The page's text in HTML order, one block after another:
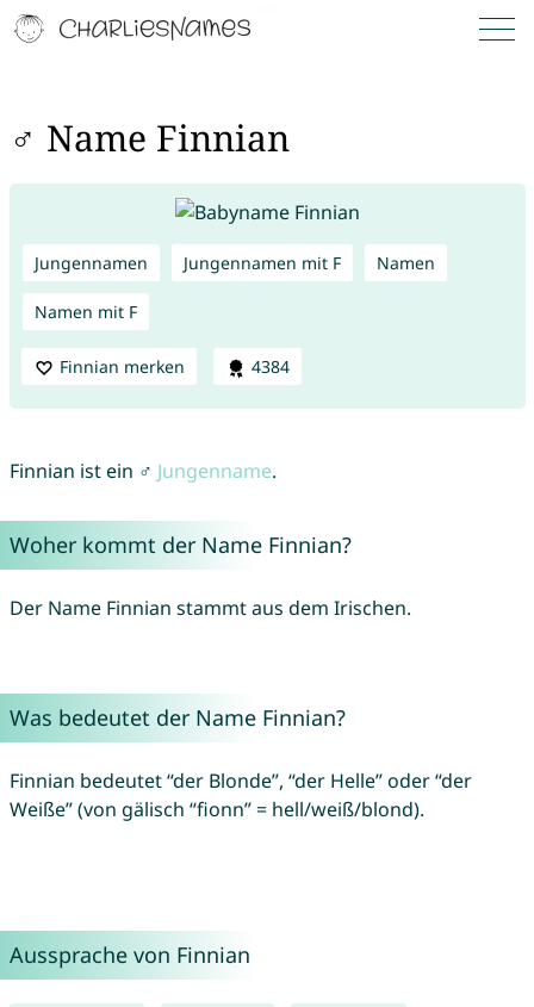
♂ Name Finnian
Jungennamen Jungennamen mit F Namen
Namen mit F
Finnian merken 4384
Finnian ist ein ♂ Jungenname.
Woher kommt der Name Finnian?
Der Name Finnian stammt aus dem Irischen.
Was bedeutet der Name Finnian?
Finnian bedeutet “der Blonde”, “der Helle” oder “der
Weiße” (von gälisch “fionn” = hell/weiß/blond).
Aussprache von Finnian